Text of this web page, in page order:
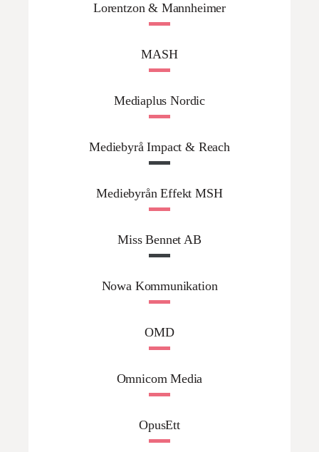
Lorentzon & Mannheimer
MASH
Mediaplus Nordic
Mediebyrå Impact & Reach
Mediebyrån Effekt MSH
Miss Bennet AB
Nowa Kommunikation
OMD
Omnicom Media
OpusEtt